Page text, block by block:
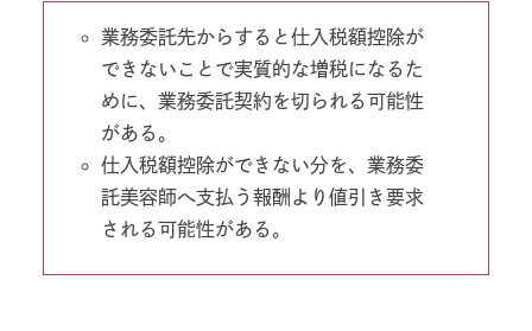
業務委託先からすると仕入税額控除が
できないことで実質的な増税になるた
めに、業務委託契約を切られる可能性
がある。
仕入税額控除ができない分を、業務委
託美容師へ支払う報酬より値引き要求
される可能性がある。